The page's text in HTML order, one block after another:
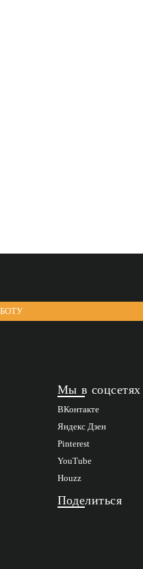
Мы в соцсетях
ВКонтакте
Яндекс Дзен
Pinterest
YouTube
Houzz
Поделиться